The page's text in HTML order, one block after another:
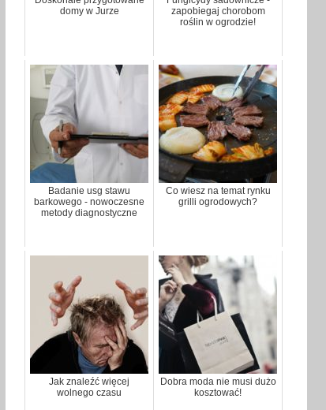
domy w Jurze
zapobiegaj chorobom
roślin w ogrodzie!
Badanie usg stawu
barkowego - nowoczesne
metody diagnostyczne
Co wiesz na temat rynku
grilli ogrodowych?
Jak znaleźć więcej
wolnego czasu
Dobra moda nie musi dużo
kosztować!